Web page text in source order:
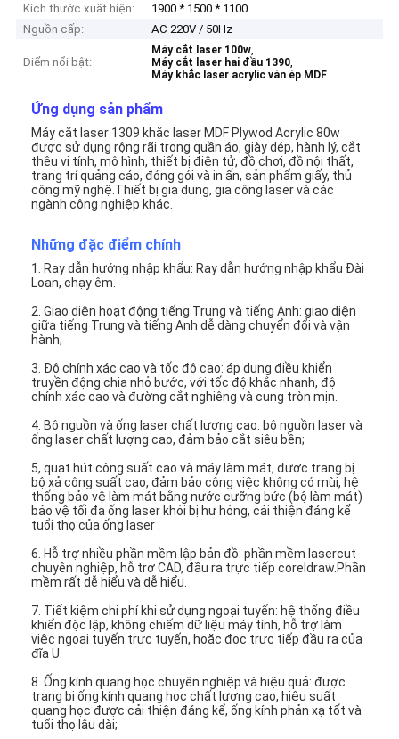
Kích thước xuất hiện:
1900 * 1500 * 1100
Nguồn cấp:
AC 220V / 50Hz
Điểm nổi bật:
Máy cắt laser 100w,
Máy cắt laser hai đầu 1390,
Máy khắc laser acrylic ván ép MDF
Ứng dụng sản phẩm
Máy cắt laser 1309 khắc laser MDF Plywod Acrylic 80w
được sử dụng rộng rãi trong quần áo, giày dép, hành lý, cắt
thêu vi tính, mô hình, thiết bị điện tử, đồ chơi, đồ nội thất,
trang trí quảng cáo, đóng gói và in ấn, sản phẩm giấy, thủ
công mỹ nghệ.Thiết bị gia dụng, gia công laser và các
ngành công nghiệp khác.
Những đặc điểm chính
1. Ray dẫn hướng nhập khẩu: Ray dẫn hướng nhập khẩu Đài
Loan, chạy êm.
2. Giao diện hoạt động tiếng Trung và tiếng Anh: giao diện
giữa tiếng Trung và tiếng Anh dễ dàng chuyển đổi và vận
hành;
3. Độ chính xác cao và tốc độ cao: áp dụng điều khiển
truyền động chia nhỏ bước, với tốc độ khắc nhanh, độ
chính xác cao và đường cắt nghiêng và cung tròn mịn.
4. Bộ nguồn và ống laser chất lượng cao: bộ nguồn laser và
ống laser chất lượng cao, đảm bảo cắt siêu bền;
5, quạt hút công suất cao và máy làm mát, được trang bị
bộ xả công suất cao, đảm bảo công việc không có mùi, hệ
thống bảo vệ làm mát bằng nước cưỡng bức (bộ làm mát)
bảo vệ tối đa ống laser khỏi bị hư hỏng, cải thiện đáng kể
tuổi thọ của ống laser .
6. Hỗ trợ nhiều phần mềm lập bản đồ: phần mềm lasercut
chuyên nghiệp, hỗ trợ CAD, đầu ra trực tiếp coreldraw.Phần
mềm rất dễ hiểu và dễ hiểu.
7. Tiết kiệm chi phí khi sử dụng ngoại tuyến: hệ thống điều
khiển độc lập, không chiếm dữ liệu máy tính, hỗ trợ làm
việc ngoại tuyến trực tuyến, hoặc đọc trực tiếp đầu ra của
đĩa U.
8. Ống kính quang học chuyên nghiệp và hiệu quả: được
trang bị ống kính quang học chất lượng cao, hiệu suất
quang học được cải thiện đáng kể, ống kính phản xạ tốt và
tuổi thọ lâu dài;